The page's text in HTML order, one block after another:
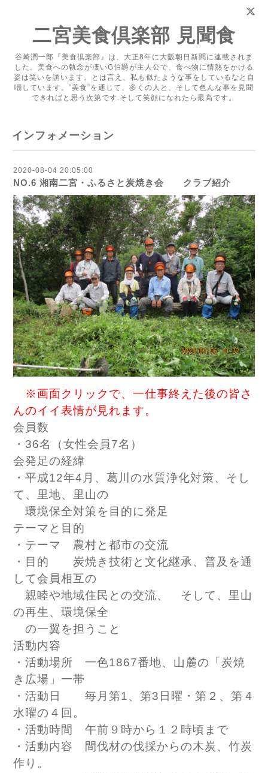
二宮美食倶楽部 見聞食
谷崎潤一郎『美食倶楽部』は、大正8年に大阪朝日新聞に連載されま
した。美食への執念が凄いG伯爵が主人公で、食べ物に情熱をかける
姿は笑いを誘います。とは言え、私も似たような事をしているなと自
嘲しています。”美食”を通じて、多くの人と、そして色んな事を見聞
できればと思う次第です.そして笑顔になれたら最高です。
インフォメーション
2020-08-04 20:05:00
NO.6 湘南二宮・ふるさと炭焼き会 クラブ紹介
※画面クリックで、一仕事終えた後の皆さ
んのイイ表情が見れます。
会員数
・36名（女性会員7名）
会発足の経緯
・平成12年4月、葛川の水質浄化対策、そし
て、里地、里山の
環境保全対策を目的に発足
テーマと目的
・テーマ 農村と都市の交流
・目的 炭焼き技術と文化継承、普及を通
して会員相互の
親睦や地域住民との交流、 そして、里山
の再生、環境保全
の一翼を担うこと
活動内容
・活動場所 一色1867番地、山麓の「炭焼
き広場」一帯
・活動日 毎月第1、第3日曜・第２、第４
水曜の４回。
・活動時間 午前９時から１２時頃まで
・活動内容 間伐材の伐採からの木炭、竹炭
作り。